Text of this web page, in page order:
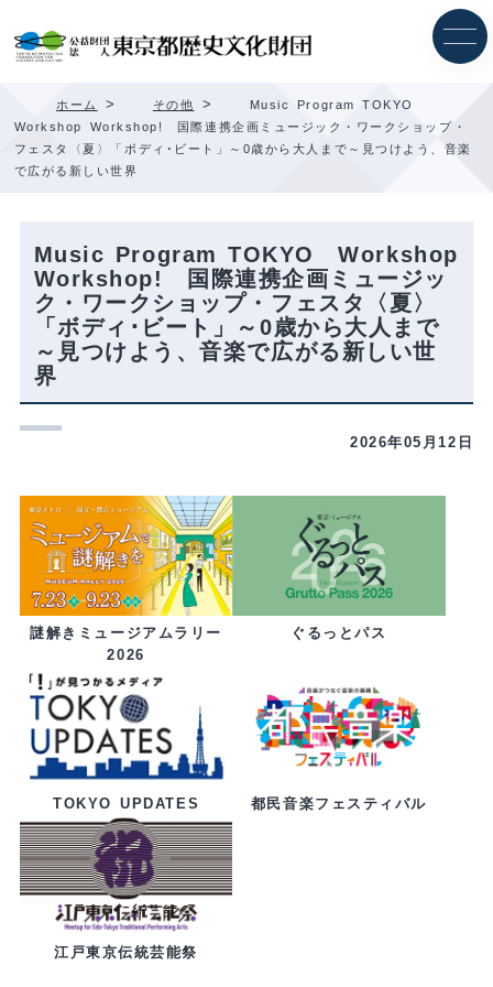
ッ
ホーム > その他 >
Music Program TOKYO
Workshop Workshop! 国際連携企画ミュージック・ワークショップ・
フェスタ〈夏〉「ボディ･ビート」～0歳から大人まで～見つけよう、音楽
で広がる新しい世界
Music Program TOKYO Workshop
Workshop! 国際連携企画ミュージッ
ク・ワークショップ・フェスタ〈夏〉
「ボディ･ビート」～0歳から大人まで
～見つけよう、音楽で広がる新しい世
界
2026年05月12日
謎解きミュージアムラリー
2026
ぐるっとパス
TOKYO UPDATES 都民音楽フェスティバル
江戸東京伝統芸能祭